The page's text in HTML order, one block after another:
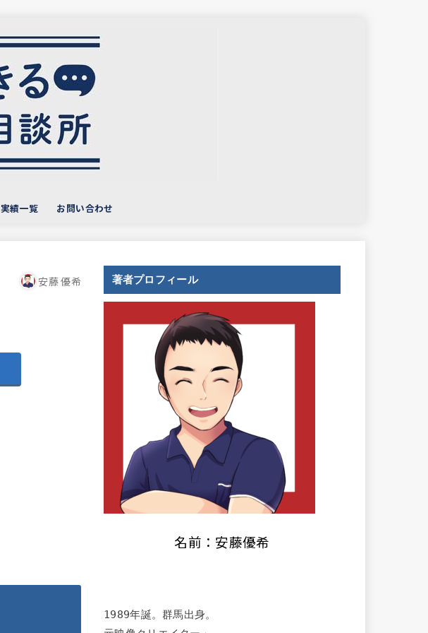
実績一覧 お問い合わせ
安藤 優希 著者プロフィール
名前：安藤優希
1989年誕。群馬出身。